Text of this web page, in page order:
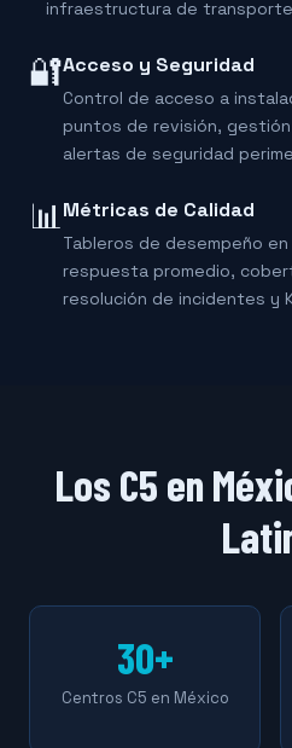
infraestructura de
🔐Acceso y Seguridad
Control de acceso a
puntos de revisión,
alertas de seguridad
📊Métricas de Calidad
Tableros de desempeño
respuesta promedio,
resolución de incidentes y
Los C5 en
30+
Centros C5 en México